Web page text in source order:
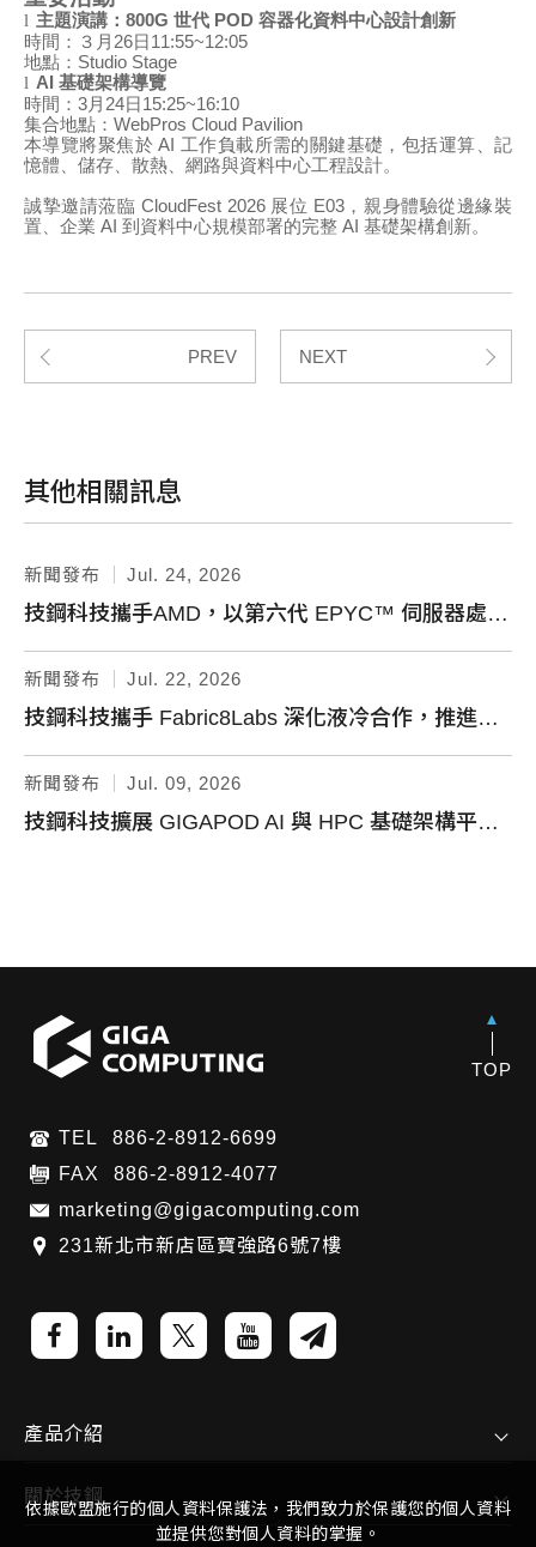
l 主題演講： 800G 世代 POD 容器化資料中心設計創新
時間：３月 26日11:55~12:05
地點： Studio Stage
l AI 基礎架構導覽
時間： 3月 24日15:25~16:10
集合地點： WebPros Cloud Pavilion
本導覽將聚焦於AI 工作負載所需的關鍵基礎，包括運算、記
憶體、儲存、散熱、網路與資料中心工程設計。
誠摯邀請蒞臨 CloudFest 2026 展位 E03，親身體驗從邊緣裝
置、企業 AI 到資料中心規模部署的完整 AI 基礎架構創新。
PREV NEXT
其他相關訊息
新聞發布 Jul. 24, 2026
技鋼科技攜手AMD，以第六代 EPYC™ 伺服器處理器驅動企業 AI 新世代
新聞發布 Jul. 22, 2026
技鋼科技攜手 Fabric8Labs 深化液冷合作，推進新一代 ECAM 技術加速 AI 基礎架構散熱創新
新聞發布 Jul. 09, 2026
技鋼科技擴展 GIGAPOD AI 與 HPC 基礎架構平台， 加速企業 AI 工廠部署
TEL
886-2-8912-6699
FAX
886-2-8912-4077
marketing@gigacomputing.com
231新北市新店區寶強路6號7樓
產品介紹
關於技鋼
TOP
依據歐盟施行的個人資料保護法，我們致力於保護您的個人資料
並提供您對個人資料的掌握。